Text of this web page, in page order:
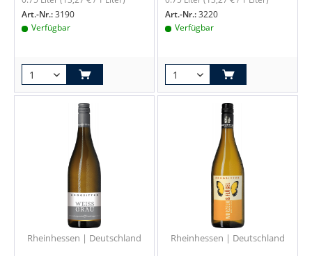
Art.-Nr.:3190
Verfügbar
Art.-Nr.:3220
Verfügbar
Rheinhessen | Deutschland Rheinhessen | Deutschland